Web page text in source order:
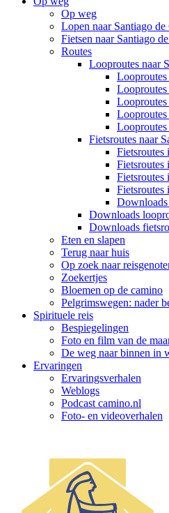
Op weg
Lopen naar Santiago de
Fietsen naar Santiago
Routes
Looproutes naar
Fietsroutes naar
Fietsroutes
Fietsroutes
Fietsroutes
Downloads
Downloads
Eten en slapen
Terug naar huis
Op zoek naar
Zoekertjes
Bloemen op de camino
Pelgrimswegen: nader
Spirituele reis
Bespiegelingen
Foto en film van de
De weg naar binnen in
Ervaringen
Ervaringsverhalen
Weblogs
Podcast camino.nl
Foto- en videoverhalen